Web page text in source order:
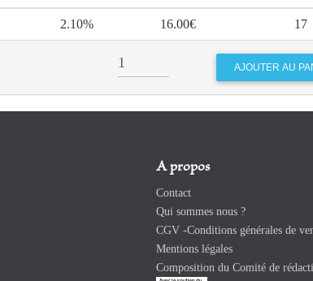
2.10% 16.00€ 17
A propos
Contact
Qui sommes nous ?
CGV -Conditions générales de
Mentions légales
Composition du Comité de